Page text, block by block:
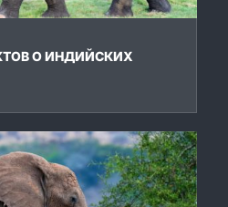
О ИНДИЙСКИХ